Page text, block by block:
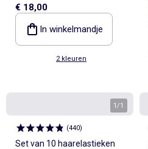
€ 18,00
In winkelmandje
2 kleuren
1 /1
(440)
Set van 10 haarelastieken